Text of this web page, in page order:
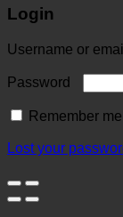
Login
Username or
Password
Remember me
Lost your